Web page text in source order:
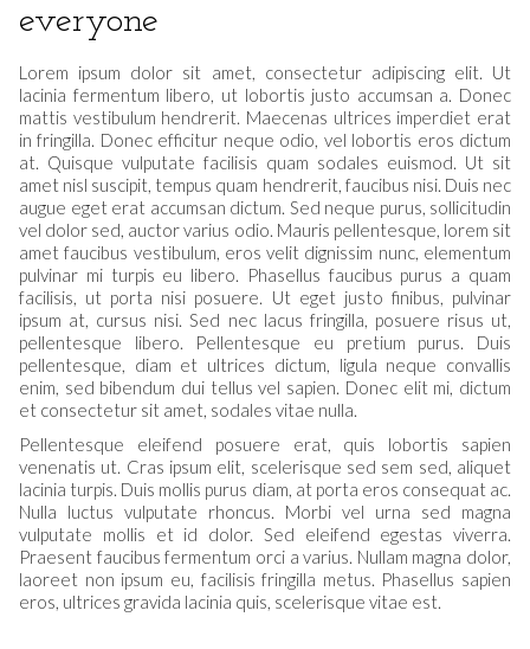
everyone
Lorem ipsum dolor sit amet, consectetur adipiscing elit. Ut
lacinia fermentum libero, ut lobortis justo accumsan a. Donec
mattis vestibulum hendrerit. Maecenas ultrices imperdiet erat
in fringilla. Donec efficitur neque odio, vel lobortis eros dictum
at. Quisque vulputate facilisis quam sodales euismod. Ut sit
amet nisl suscipit, tempus quam hendrerit, faucibus nisi. Duis nec
augue eget erat accumsan dictum. Sed neque purus, sollicitudin
vel dolor sed, auctor varius odio. Mauris pellentesque, lorem sit
amet faucibus vestibulum, eros velit dignissim nunc, elementum
pulvinar mi turpis eu libero. Phasellus faucibus purus a quam
facilisis, ut porta nisi posuere. Ut eget justo finibus, pulvinar
ipsum at, cursus nisi. Sed nec lacus fringilla, posuere risus ut,
pellentesque libero. Pellentesque eu pretium purus. Duis
pellentesque, diam et ultrices dictum, ligula neque convallis
enim, sed bibendum dui tellus vel sapien. Donec elit mi, dictum
et consectetur sit amet, sodales vitae nulla.
Pellentesque eleifend posuere erat, quis lobortis sapien
venenatis ut. Cras ipsum elit, scelerisque sed sem sed, aliquet
lacinia turpis. Duis mollis purus diam, at porta eros consequat ac.
Nulla luctus vulputate rhoncus. Morbi vel urna sed magna
vulputate mollis et id dolor. Sed eleifend egestas viverra.
Praesent faucibus fermentum orci a varius. Nullam magna dolor,
laoreet non ipsum eu, facilisis fringilla metus. Phasellus sapien
eros, ultrices gravida lacinia quis, scelerisque vitae est.